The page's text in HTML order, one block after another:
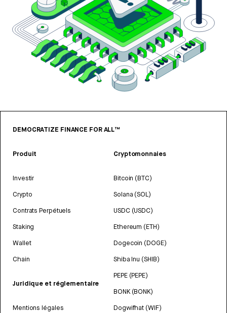
DEMOCRATIZE FINANCE FOR ALL™
Produit
Investir
Crypto
Contrats Perpétuels
Staking
Wallet
Chain
Juridique et réglementaire
Mentions légales
Cryptomonnaies
Bitcoin (BTC)
Solana (SOL)
USDC (USDC)
Ethereum (ETH)
Dogecoin (DOGE)
Shiba Inu (SHIB)
PEPE (PEPE)
BONK (BONK)
Dogwifhat (WIF)